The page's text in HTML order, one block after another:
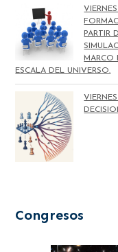
PARTIR
MARCO
ESCALA DEL UNIVERSO.
Congresos